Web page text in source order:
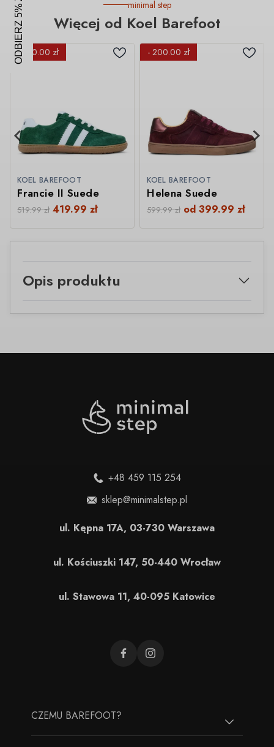
minimal step
Więcej od Koel Barefoot
- 100.00 zł
KOEL BAREFOOT
Francie II Suede
519.99zł 419.99zł
- 200.00 zł
KOEL BAREFOOT
Helena Suede
599.99zł od399.99zł
Opis produktu
CZEMU BAREFOOT?
+48 459 115 254
sklep@minimalstep.pl
ul. Kępna 17A, 03-730 Warszawa
ul. Kościuszki 147, 50-440 Wrocław
ul. Stawowa 11, 40-095 Katowice